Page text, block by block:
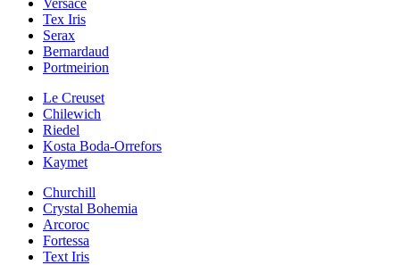
Tex Iris
Serax
Bernardaud
Portmeirion
Le Creuset
Chilewich
Riedel
Kosta Boda-Orrefors
Kaymet
Churchill
Crystal Bohemia
Arcoroc
Fortessa
Text Iris